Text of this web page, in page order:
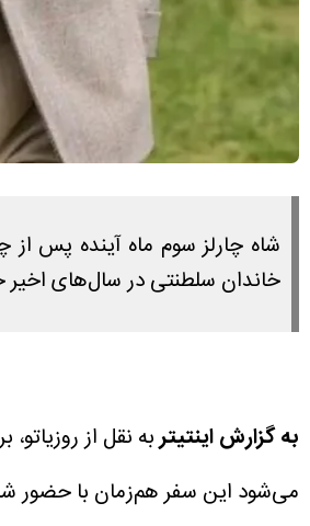
شاه چارلز سوم ماه آینده پس از
خاندان سلطنتی در سال‌های اخیر
به گزارش اینتیتر